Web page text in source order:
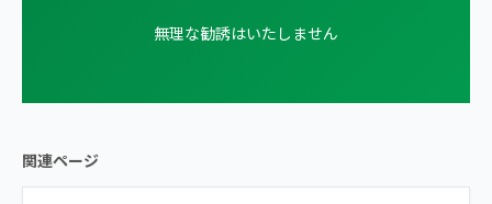
無理な勧誘はいたしません
関連ページ